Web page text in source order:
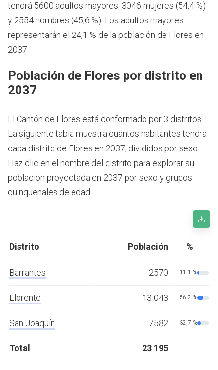
tendrá 5600 adultos mayores: 3046 mujeres (54,4 %)
y 2554 hombres (45,6 %). Los adultos mayores
representarán el 24,1 % de la población de Flores en
2037.
Población de Flores por distrito en
2037
El Cantón de Flores está conformado por 3 distritos.
La siguiente tabla muestra cuántos habitantes tendrá
cada distrito de Flores en 2037, divididos por sexo.
Haz clic en el nombre del distrito para explorar su
población proyectada en 2037 por sexo y grupos
quinquenales de edad.
Distrito Población %
Barrantes 2570 11,1 %
Llorente 13 043 56,2 %
San Joaquín 7582 32,7 %
Total 23 195